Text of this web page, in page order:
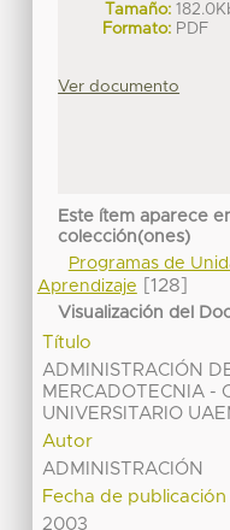
Tamaño:
Formato: PDF
Ver documento
Este ítem aparece
colección(ones)
Programas de
Aprendizaje
[128]
Visualización del
Título
ADMINISTRACIÓN
MERCADOTECNIA -
UNIVERSITARIO
Autor
ADMINISTRACIÓN
Fecha de publicación
2003